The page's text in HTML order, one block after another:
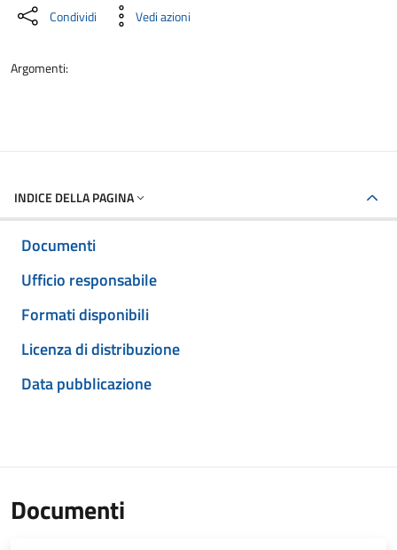
Condividi Vedi azioni
Argomenti:
INDICE DELLA PAGINA
Documenti
Ufficio responsabile
Formati disponibili
Licenza di distribuzione
Data pubblicazione
Documenti